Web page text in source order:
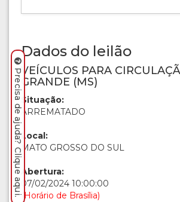
Dados do leilão
VEÍCULOS PARA
GRANDE (MS)
Situação:
ARREMATADO
Local:
MATO GROSSO DO SUL
Abertura:
07/02/2024 10:00:00
(Horário de Brasília)
Precisa de ajuda? Clique aqui.